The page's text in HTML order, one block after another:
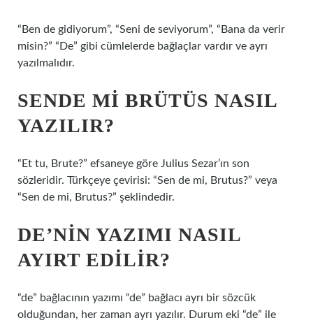
“Ben de gidiyorum”, “Seni de seviyorum”, “Bana da verir
misin?” “De” gibi cümlelerde bağlaçlar vardır ve ayrı
yazılmalıdır.
SENDE MI BRÜTÜS NASIL
YAZILIR?
“Et tu, Brute?” efsaneye göre Julius Sezar’ın son
sözleridir. Türkçeye çevirisi: “Sen de mi, Brutus?” veya
“Sen de mi, Brutus?” şeklindedir.
DE’NIN YAZIMI NASIL
AYIRT EDILIR?
“de” bağlacının yazımı “de” bağlacı ayrı bir sözcük
olduğundan, her zaman ayrı yazılır. Durum eki “de” ile